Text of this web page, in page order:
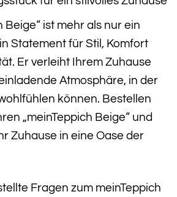
Beige“ ist mehr als nur ein
Statement für Stil, Komfort
Er verleiht Ihrem Zuhause
Atmosphäre, in der
können. Bestellen
„meinTeppich Beige“ und
Zuhause in eine Oase der
Fragen zum meinTeppich